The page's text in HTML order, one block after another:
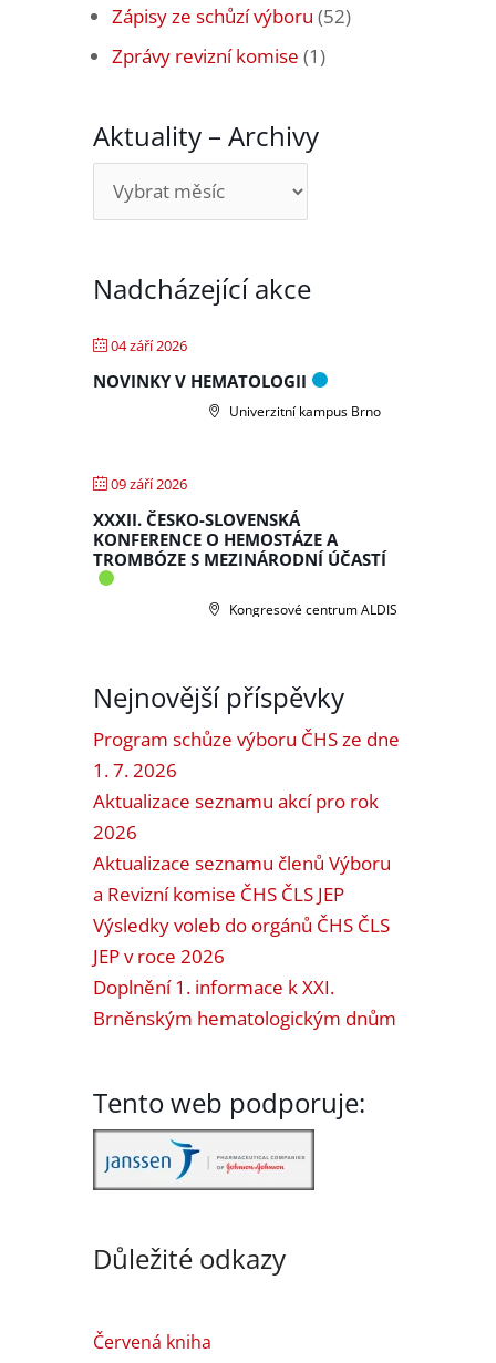
Zápisy ze schůzí výboru (52)
Zprávy revizní komise (1)
Aktuality – Archivy
Nadcházející akce
04 září 2026
NOVINKY V HEMATOLOGII
Univerzitní kampus Brno
09 září 2026
XXXII. ČESKO-SLOVENSKÁ
KONFERENCE O HEMOSTÁZE A
TROMBÓZE S MEZINÁRODNÍ ÚČASTÍ
Kongresové centrum ALDIS
Nejnovější příspěvky
Program schůze výboru ČHS ze dne
1. 7. 2026
Aktualizace seznamu akcí pro rok
2026
Aktualizace seznamu členů Výboru
a Revizní komise ČHS ČLS JEP
Výsledky voleb do orgánů ČHS ČLS
JEP v roce 2026
Doplnění 1. informace k XXI.
Brněnským hematologickým dnům
Tento web podporuje:
Důležité odkazy
Červená kniha